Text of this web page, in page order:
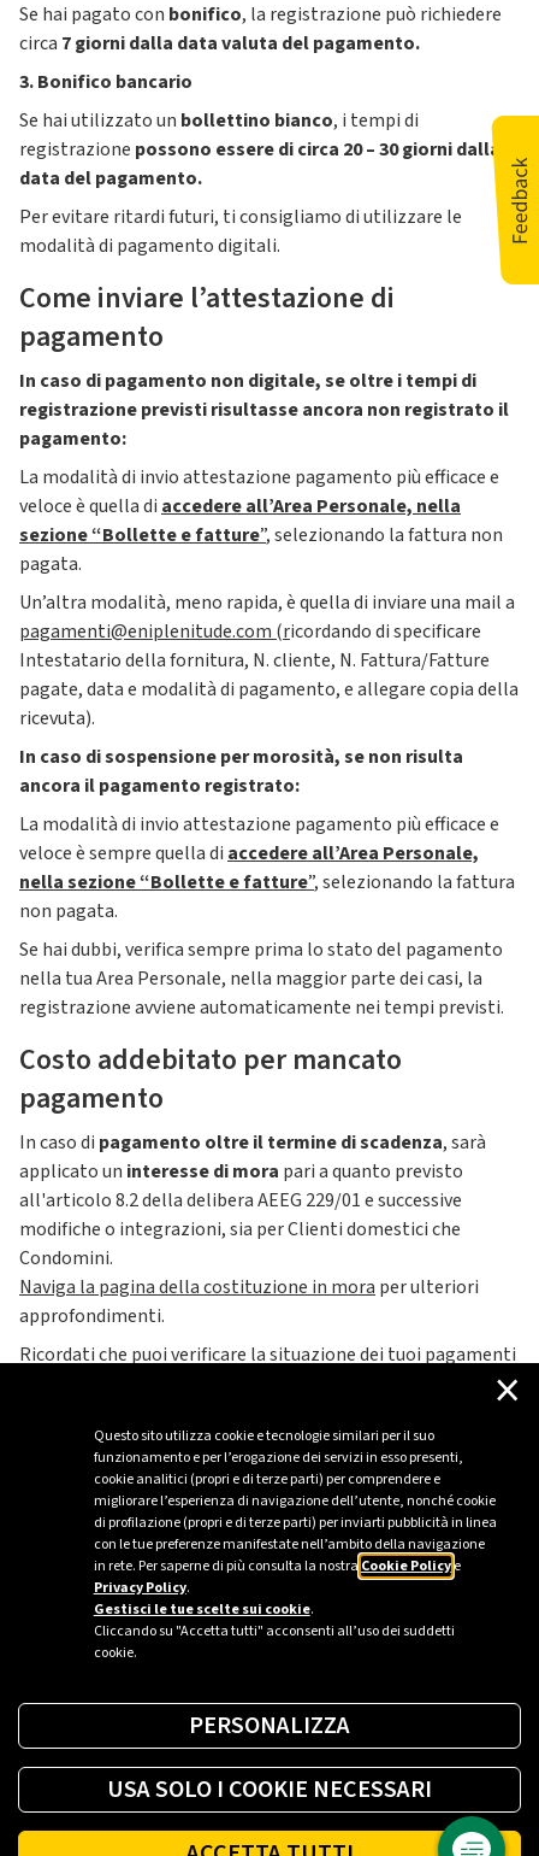
Questo sito utilizza cookie e tecnologie similari per il suo
funzionamento e per l’erogazione dei servizi in esso presenti,
cookie analitici (propri e di terze parti) per comprendere e
migliorare l’esperienza di navigazione dell’utente, nonché cookie
di profilazione (propri e di terze parti) per inviarti pubblicità in linea
con le tue preferenze manifestate nell’ambito della navigazione
in rete. Per saperne di più consulta la nostra Cookie Policye
Privacy Policy.
Gestisci le tue scelte sui cookie.
Cliccando su "Accetta tutti" acconsenti all’uso dei suddetti
cookie.
×
PERSONALIZZA
USA SOLO I COOKIE NECESSARI
Se hai pagato con bonifico, la registrazione può richiedere
circa 7giorni dalla data valuta del pagamento.
3. Bonifico bancario
Se hai utilizzato un bollettino bianco, i tempi di
registrazione possono essere di circa 20 – 30 giorni dalla
data del pagamento.
Per evitare ritardi futuri, ti consigliamo di utilizzare le
modalità di pagamento digitali.
Come inviare l’attestazione di
pagamento
In caso di pagamento non digitale, se oltre i tempi di
registrazione previsti risultasse ancora non registrato il
pagamento:
La modalità di invio attestazione pagamento più efficace e
veloce è quella di accedere all’Area Personale, nella
sezione “Bollette e fatture”, selezionando la fattura non
pagata.
Un’altra modalità, meno rapida, è quella di inviare una mail a
pagamenti@eniplenitude.com (ricordando di specificare
Intestatario della fornitura, N. cliente, N. Fattura/Fatture
pagate, data e modalità di pagamento, e allegare copia della
ricevuta).
In caso di sospensione per morosità, se non risulta
ancora il pagamento registrato:
La modalità di invio attestazione pagamento più efficace e
veloce è sempre quella di accedere all’Area Personale,
nella sezione “Bollette e fatture”, selezionando la fattura
non pagata.
Se hai dubbi, verifica sempre prima lo stato del pagamento
nella tua Area Personale, nella maggior parte dei casi, la
registrazione avviene automaticamente nei tempi previsti.
Costo addebitato per mancato
pagamento
In caso di pagamento oltre il termine di scadenza, sarà
applicato un interesse di mora pari a quanto previsto
all'articolo 8.2 della delibera AEEG 229/01 e successive
modifiche o integrazioni, sia per Clienti domestici che
Condomini.
Naviga la pagina della costituzione in mora per ulteriori
approfondimenti.
Ricordati che puoi verificare la situazione dei tuoi pagamenti